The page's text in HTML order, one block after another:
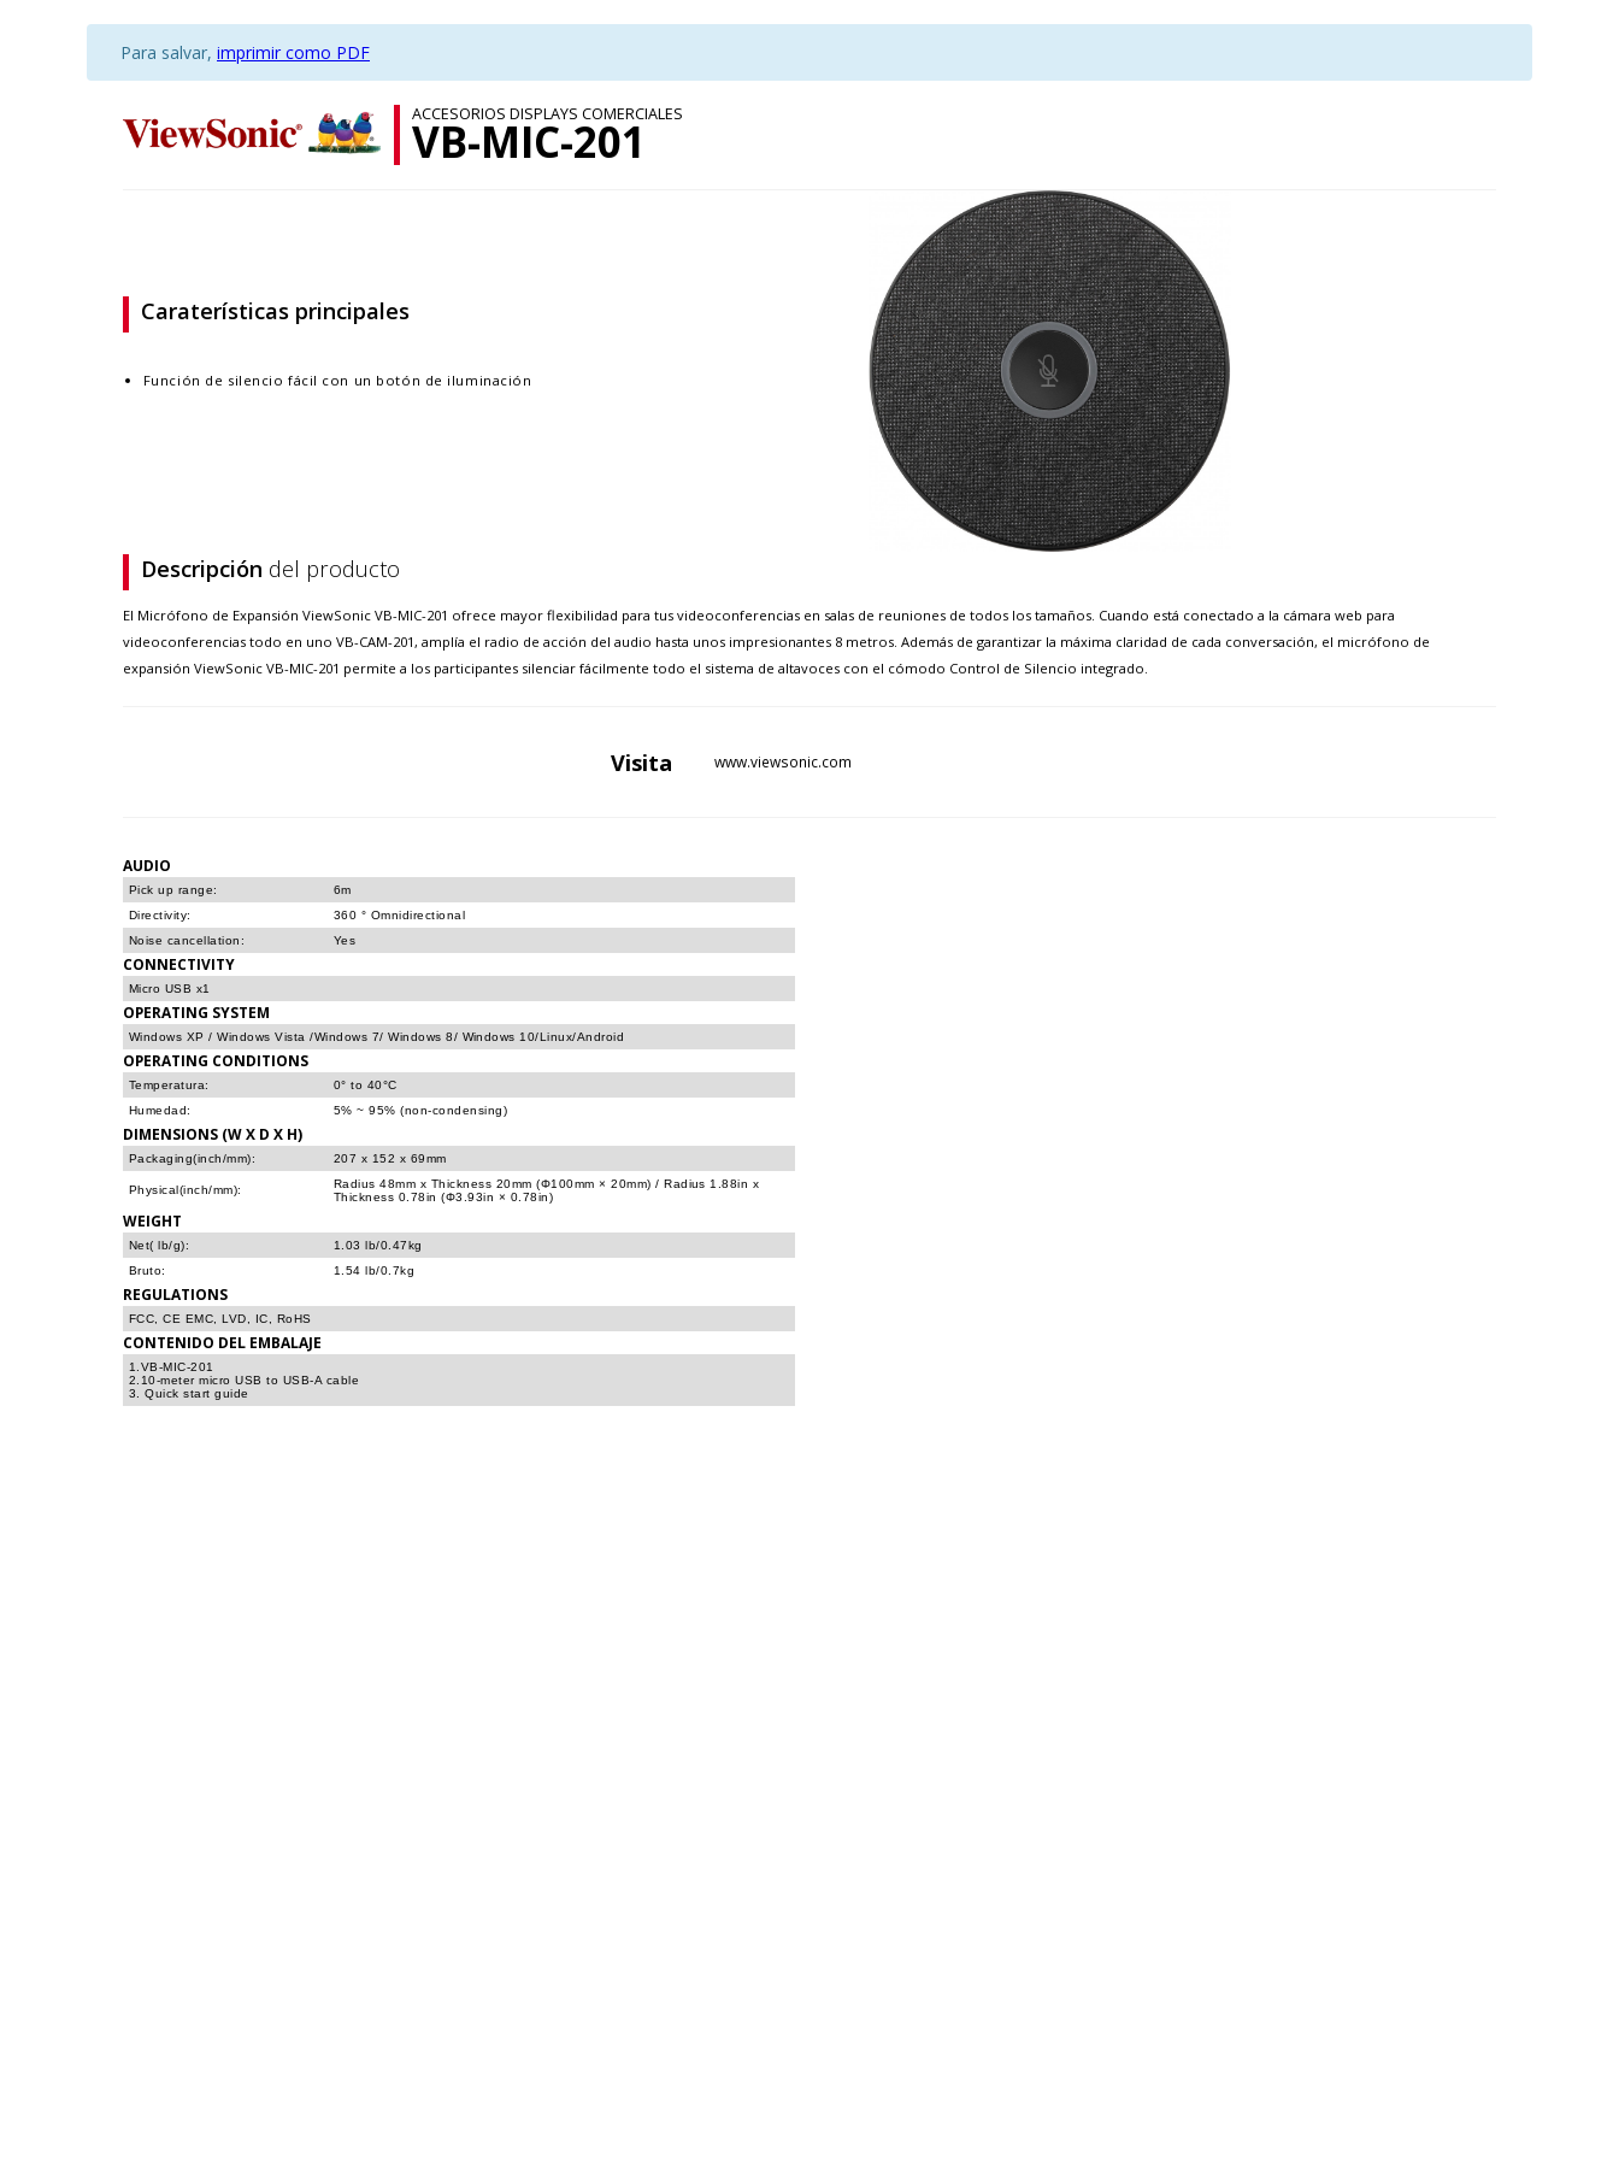
Para salvar, imprimir como PDF
ACCESORIOS DISPLAYS COMERCIALES
VB-MIC-201
Caraterísticas principales
Función de silencio fácil con un botón de iluminación
Descripción del producto
El Micrófono de Expansión ViewSonic VB-MIC-201 ofrece mayor flexibilidad para tus videoconferencias en salas de reuniones de todos los tamaños. Cuando está conectado a la cámara web para
videoconferencias todo en uno VB-CAM-201, amplía el radio de acción del audio hasta unos impresionantes 8 metros. Además de garantizar la máxima claridad de cada conversación, el micrófono de
expansión ViewSonic VB-MIC-201 permite a los participantes silenciar fácilmente todo el sistema de altavoces con el cómodo Control de Silencio integrado.
Visita www.viewsonic.com
AUDIO
Pick up range:
6m
Directivity:
360 ° Omnidirectional
Noise cancellation:
Yes
CONNECTIVITY
Micro USB x1
OPERATING SYSTEM
Windows XP / Windows Vista /Windows 7/ Windows 8/ Windows 10/Linux/Android
OPERATING CONDITIONS
Temperatura:
0° to 40°C
Humedad:
5% ~ 95% (non-condensing)
DIMENSIONS (W X D X H)
Packaging(inch/mm): 207 x 152 x 69mm
Physical(inch/mm):
Radius 48mm x Thickness 20mm (Φ100mm × 20mm) / Radius 1.88in x
Thickness 0.78in (Φ3.93in × 0.78in)
WEIGHT
Net( lb/g):
1.03 lb/0.47kg
Bruto:
1.54 lb/0.7kg
REGULATIONS
FCC, CE EMC, LVD, IC, RoHS
CONTENIDO DEL EMBALAJE
1.VB-MIC-201
2.10-meter micro USB to USB-A cable
3. Quick start guide